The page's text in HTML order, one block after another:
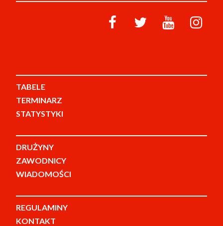
TABELE
TERMINARZ
STATYSTYKI
DRUŻYNY
ZAWODNICY
WIADOMOŚCI
REGULAMINY
KONTAKT